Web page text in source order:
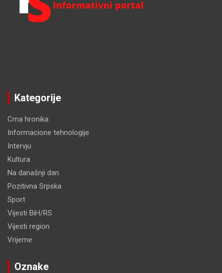
Kategorije
Crna hronika
Informacione tehnologije
Intervju
Kultura
Na današnji dan
Pozitivna Srpska
Sport
Vijesti BiH/RS
Vijesti region
Vrijeme
Oznake